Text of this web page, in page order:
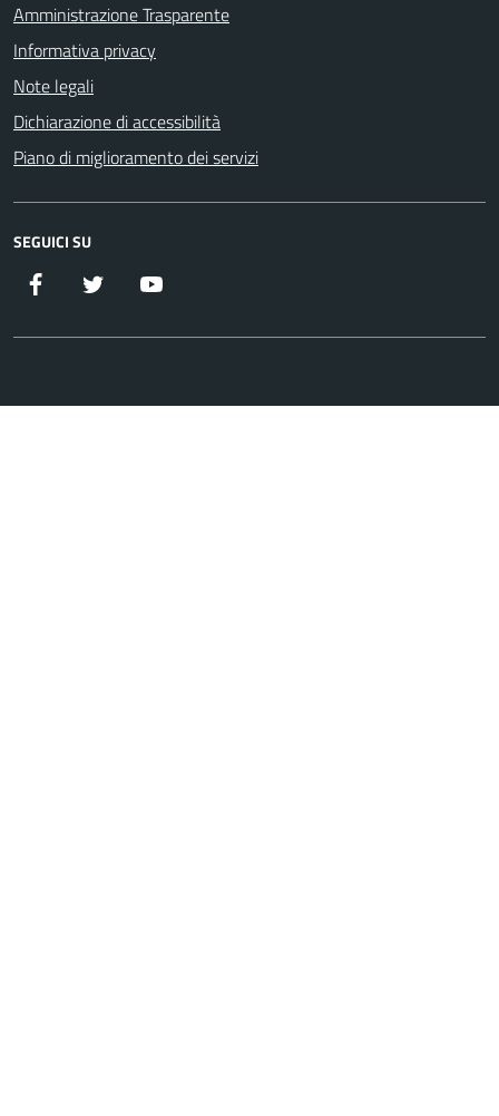
Amministrazione Trasparente
Informativa privacy
Note legali
Dichiarazione di accessibilità
Piano di miglioramento dei servizi
SEGUICI SU
Facebook Twitter